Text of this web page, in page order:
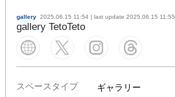
gallery 2025.06.15 11:54 | last update 2025.06.15 11:55
gallery TetoTeto
スペースタイプ ギャラリー